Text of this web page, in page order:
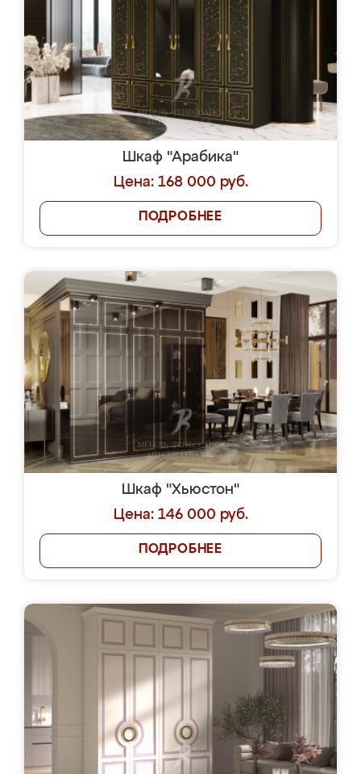
Шкаф "Арабика"
Цена: 168 000 руб.
ПОДРОБНЕЕ
Шкаф "Хьюстон"
Цена: 146 000 руб.
ПОДРОБНЕЕ